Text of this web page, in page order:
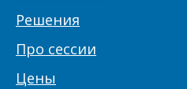
Решения
Про сессии
Цены